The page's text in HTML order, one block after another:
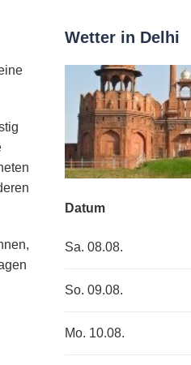
Wetter in Delhi
Datum
Sa. 08.08.
So. 09.08.
Mo. 10.08.